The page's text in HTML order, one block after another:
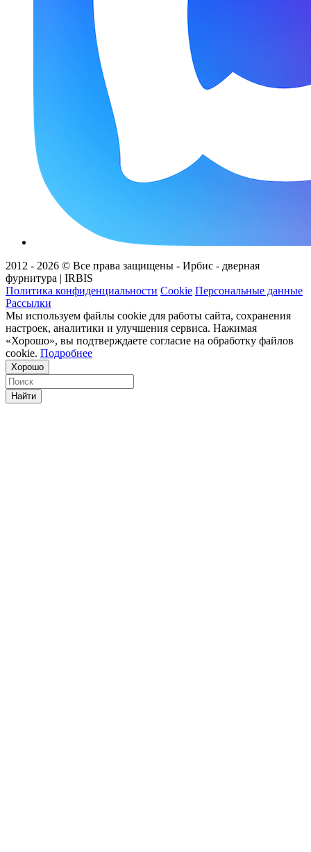
2012 - 2026 © Все права защищены - Ирбис - дверная
фурнитура | IRBIS
Политика конфиденциальности Cookie Персональные данные
Рассылки
Мы используем файлы cookie для работы сайта, сохранения
настроек, аналитики и улучшения сервиса. Нажимая
«Хорошо», вы подтверждаете согласие на обработку файлов
cookie. Подробнее
Хорошо
Найти